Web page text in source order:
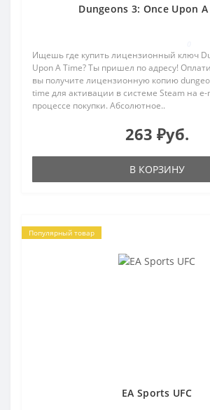
Dungeons 3: Once Upon
Ищешь где купить лицензионный ключ
Upon A Time? Ты пришел по адресу!
вы получите лицензионную копию
time для активации в системе Steam на
процессе покупки. Абсолютное..
263 ₽уб.
В КОРЗИНУ
Популярный товар
EA Sports UFC